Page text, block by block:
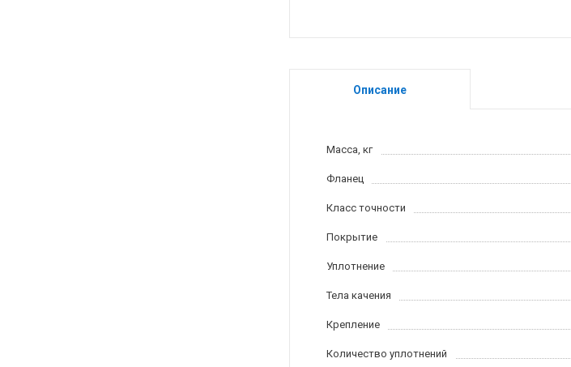
Описание
Масса, кг
Фланец
Класс точности
Покрытие
Уплотнение
Тела качения
Крепление
Количество уплотнений